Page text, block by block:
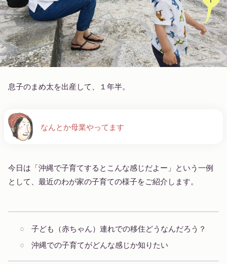
息子のまめ太を出産して、１年半。
なんとか母業やってます
今日は「沖縄で子育てするとこんな感じだよー」という一例
として、最近のわが家の子育ての様子をご紹介します。
子ども（赤ちゃん）連れでの移住どうなんだろう？
沖縄での子育てがどんな感じか知りたい